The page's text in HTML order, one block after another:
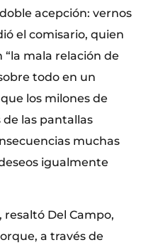
acepción: vernos
el comisario, quien
mala relación de
todo en un
los milones de
las pantallas
muchas
igualmente
resaltó Del Campo,
a través de